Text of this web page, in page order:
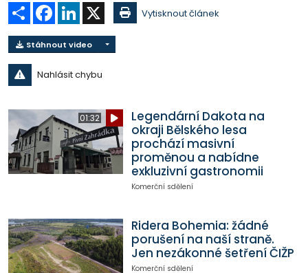
Sdílet Facebook
LinkedIn Vytisknout článek
Stáhnout video
Nahlásit chybu
01:32
Legendární Dakota na
okraji Bělského lesa
prochází masivní
proměnou a nabídne
exkluzivní gastronomii
Komerční sdělení
Ridera Bohemia: žádné
porušení na naší straně.
Jen nezákonné šetření ČIŽP
Komerční sdělení